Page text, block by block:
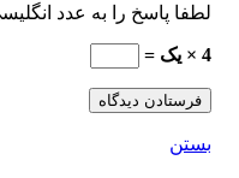
لطفا پاسخ را به عدد
4 × یک =
بستن